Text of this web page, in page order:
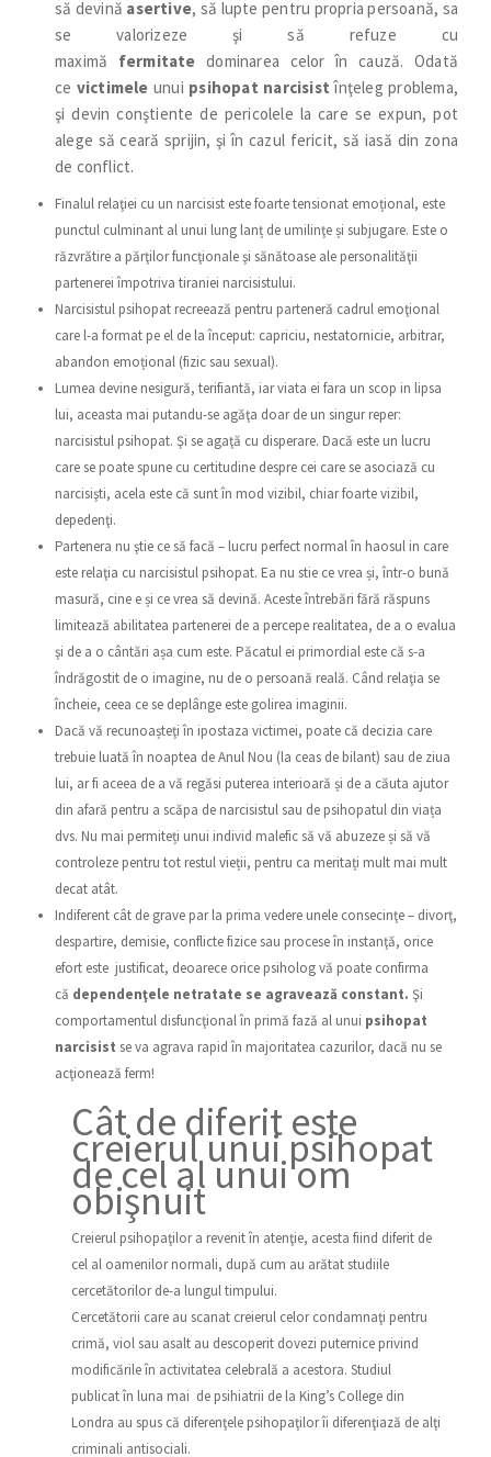
să devină asertive, să lupte pentru propria persoană, sa
se valorizeze şi să refuze cu
maximă fermitate dominarea celor în cauză. Odată
ce victimele unui psihopat narcisist înţeleg problema,
şi devin conştiente de pericolele la care se expun, pot
alege să ceară sprijin, şi în cazul fericit, să iasă din zona
de conflict.
Finalul relaţiei cu un narcisist este foarte tensionat emoțional, este
punctul culminant al unui lung lanț de umilinţe și subjugare. Este o
răzvrătire a părţilor funcţionale şi sănătoase ale personalităţii
partenerei împotriva tiraniei narcisistului.
Narcisistul psihopat recreează pentru parteneră cadrul emoţional
care l-a format pe el de la început: capriciu, nestatornicie, arbitrar,
abandon emoțional (fizic sau sexual).
Lumea devine nesigură, terifiantă, iar viata ei fara un scop in lipsa
lui, aceasta mai putandu-se agăţa doar de un singur reper:
narcisistul psihopat. Şi se agaţă cu disperare. Dacă este un lucru
care se poate spune cu certitudine despre cei care se asociază cu
narcisişti, acela este că sunt în mod vizibil, chiar foarte vizibil,
depedenţi.
Partenera nu ştie ce să facă – lucru perfect normal în haosul in care
este relaţia cu narcisistul psihopat. Ea nu stie ce vrea și, într-o bună
masură, cine e și ce vrea să devină. Aceste întrebări fără răspuns
limitează abilitatea partenerei de a percepe realitatea, de a o evalua
şi de a o cântări așa cum este. Păcatul ei primordial este că s-a
îndrăgostit de o imagine, nu de o persoană reală. Când relaţia se
încheie, ceea ce se deplânge este golirea imaginii.
Dacă vă recunoașteţi în ipostaza victimei, poate că decizia care
trebuie luată în noaptea de Anul Nou (la ceas de bilant) sau de ziua
lui, ar fi aceea de a vă regăsi puterea interioară și de a căuta ajutor
din afară pentru a scăpa de narcisistul sau de psihopatul din viața
dvs. Nu mai permiteți unui individ malefic să vă abuzeze și să vă
controleze pentru tot restul vieții, pentru ca meritați mult mai mult
decat atât.
Indiferent cât de grave par la prima vedere unele consecinţe – divorţ,
despartire, demisie, conflicte fizice sau procese în instanţă, orice
efort este justificat, deoarece orice psiholog vă poate confirma
că dependenţele netratate se agravează constant. Şi
comportamentul disfuncţional în primă fază al unui psihopat
narcisist se va agrava rapid în majoritatea cazurilor, dacă nu se
acţionează ferm!
Cât de diferit este
creierul unui psihopat
de cel al unui om
obişnuit
Creierul psihopaţilor a revenit în atenţie, acesta fiind diferit de
cel al oamenilor normali, după cum au arătat studiile
cercetătorilor de-a lungul timpului.
Cercetătorii care au scanat creierul celor condamnaţi pentru
crimă, viol sau asalt au descoperit dovezi puternice privind
modificările în activitatea celebrală a acestora. Studiul
publicat în luna mai de psihiatrii de la King’s College din
Londra au spus că diferenţele psihopaţilor îi diferenţiază de alţi
criminali antisociali.